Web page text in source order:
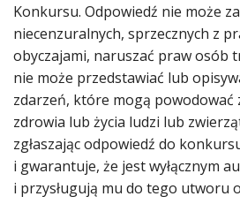
Konkursu. Odpowiedź nie może
niecenzuralnych, sprzecznych z
obyczajami, naruszać praw osób
nie może przedstawiać lub
zdarzeń, które mogą powodować
zdrowia lub życia ludzi lub
zgłaszając odpowiedź do
i gwarantuje, że jest wyłącznym
i przysługują mu do tego utworu